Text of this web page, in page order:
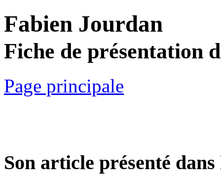
Fabien Jourdan
Fiche de présentation
Page principale
Son article présenté